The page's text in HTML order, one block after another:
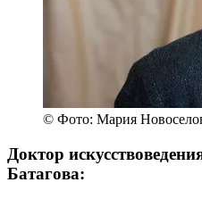
© Фото: Мария
Доктор
Батагова: